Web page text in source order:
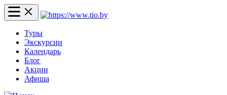
Туры
Экскурсии
Календарь
Блог
Акции
Афиша